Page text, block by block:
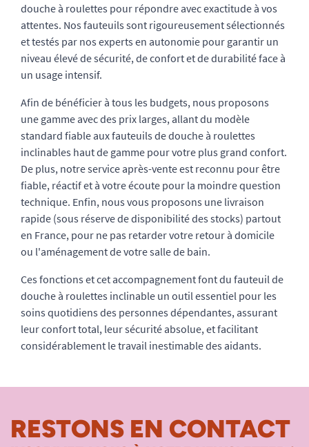
douche à roulettes pour répondre avec exactitude à vos
attentes. Nos fauteuils sont rigoureusement sélectionnés
et testés par nos experts en autonomie pour garantir un
niveau élevé de sécurité, de confort et de durabilité face à
un usage intensif.
Afin de bénéficier à tous les budgets, nous proposons
une gamme avec des prix larges, allant du modèle
standard fiable aux fauteuils de douche à roulettes
inclinables haut de gamme pour votre plus grand confort.
De plus, notre service après-vente est reconnu pour être
fiable, réactif et à votre écoute pour la moindre question
technique. Enfin, nous vous proposons une livraison
rapide (sous réserve de disponibilité des stocks) partout
en France, pour ne pas retarder votre retour à domicile
ou l'aménagement de votre salle de bain.
Ces fonctions et cet accompagnement font du fauteuil de
douche à roulettes inclinable un outil essentiel pour les
soins quotidiens des personnes dépendantes, assurant
leur confort total, leur sécurité absolue, et facilitant
considérablement le travail inestimable des aidants.
RESTONS EN CONTACT